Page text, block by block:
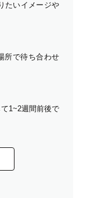
たいイメージや
所で待ち合わせ
1~2週間前後で